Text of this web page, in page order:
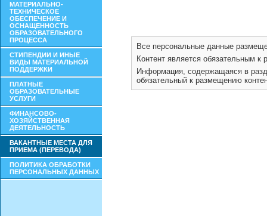
МАТЕРИАЛЬНО-
ТЕХНИЧЕСКОЕ
ОБЕСПЕЧЕНИЕ И
ОСНАЩЕННОСТЬ
ОБРАЗОВАТЕЛЬНОГО
ПРОЦЕССА
СТИПЕНДИИ И ИНЫЕ
ВИДЫ МАТЕРИАЛЬНОЙ
ПОДДЕРЖКИ
ПЛАТНЫЕ
ОБРАЗОВАТЕЛЬНЫЕ
УСЛУГИ
ФИНАНСОВО-
ХОЗЯЙСТВЕННАЯ
ДЕЯТЕЛЬНОСТЬ
ВАКАНТНЫЕ МЕСТА ДЛЯ
ПРИЕМА (ПЕРЕВОДА)
ПОЛИТИКА ОБРАБОТКИ
ПЕРСОНАЛЬНЫХ ДАННЫХ